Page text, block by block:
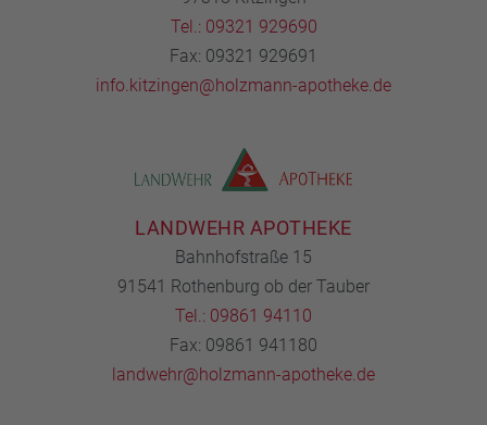
Tel.: 09321 929690
Fax: 09321 929691
info.kitzingen@holzmann-apotheke.de
LANDWEHR APOTHEKE
Bahnhofstraße 15
91541 Rothenburg ob der Tauber
Tel.: 09861 94110
Fax: 09861 941180
landwehr@holzmann-apotheke.de